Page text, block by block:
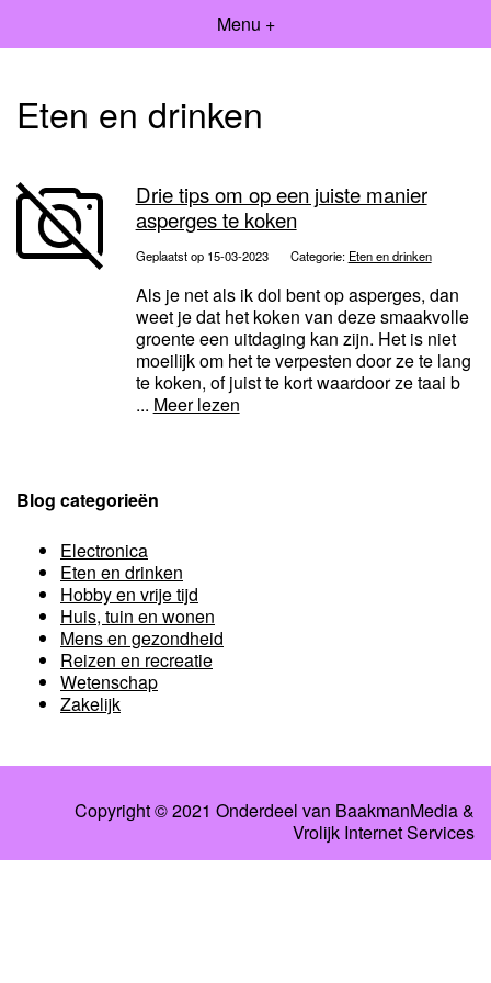
Menu +
Eten en drinken
Drie tips om op een juiste manier
asperges te koken
Geplaatst op 15-03-2023 Categorie: Eten en drinken
Als je net als ik dol bent op asperges, dan
weet je dat het koken van deze smaakvolle
groente een uitdaging kan zijn. Het is niet
moeilijk om het te verpesten door ze te lang
te koken, of juist te kort waardoor ze taai b
... Meer lezen
Blog categorieën
Electronica
Eten en drinken
Hobby en vrije tijd
Huis, tuin en wonen
Mens en gezondheid
Reizen en recreatie
Wetenschap
Zakelijk
Copyright © 2021 Onderdeel van BaakmanMedia&
Vrolijk Internet Services